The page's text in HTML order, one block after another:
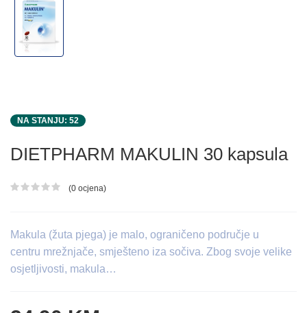
NA STANJU: 52
DIETPHARM MAKULIN 30 kapsula
Ocjena proizvoda
(0 ocjena)
Makula (žuta pjega) je malo, ograničeno područje u
centru mrežnjače, smješteno iza sočiva. Zbog svoje velike
osjetljivosti, makula…